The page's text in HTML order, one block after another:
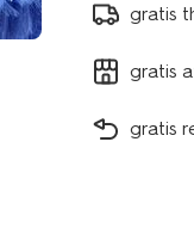
gratis
gratis
gratis